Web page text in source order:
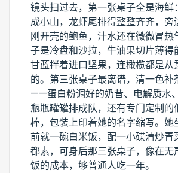
镜头扫过去，第一张桌子全是海鲜
成小山，龙虾尾排得整整齐齐，旁
刚开壳的鲍鱼，汁水还在微微冒热
子是冷盘和沙拉，牛油果切片薄得
甘蓝拌着进口坚果，连橄榄都是从
的。第三张桌子最离谱，清一色补
——蛋白粉调好的奶昔、电解质水
瓶瓶罐罐排成队，还有专门定制的
棒，包装上印着她的名字缩写。她
前就一碗白米饭，配一小碟清炒青
都素，可身后那三张桌子，像在无
饭的成本，够普通人吃一年。